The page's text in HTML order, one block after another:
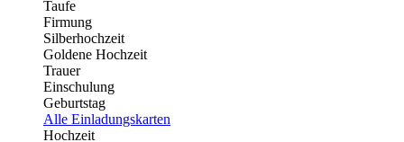
Taufe
Firmung
Silberhochzeit
Goldene Hochzeit
Trauer
Einschulung
Geburtstag
Alle Einladungskarten
Hochzeit